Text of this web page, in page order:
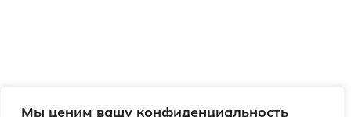
Мы ценим вашу конфиденциальность